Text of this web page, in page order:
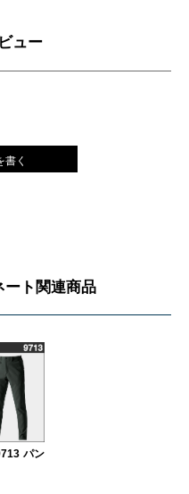
ュー
書く
ート関連商品
パン